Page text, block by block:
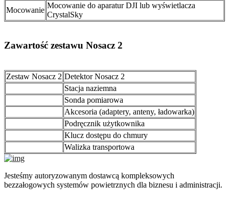
Mocowanie
Mocowanie do aparatur DJI lub wyświetlacza
CrystalSky
Zawartość zestawu Nosacz 2
Zestaw Nosacz 2 Detektor Nosacz 2
Stacja naziemna
Sonda pomiarowa
Akcesoria (adaptery, anteny, ładowarka)
Podręcznik użytkownika
Klucz dostępu do chmury
Walizka transportowa
Jesteśmy autoryzowanym dostawcą kompleksowych
bezzałogowych systemów powietrznych dla biznesu i administracji.